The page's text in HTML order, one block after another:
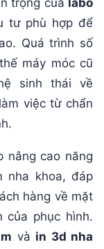
trọng của labo
tư phù hợp để
Quá trình số
máy móc cũ
sinh thái về
việc từ chẩn
nâng cao năng
nha khoa, đáp
hàng về mặt
của phục hình.
và in 3d nha